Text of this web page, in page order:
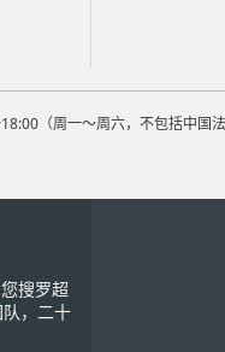
（周一～周六，不包括中国法
搜罗超
，二十